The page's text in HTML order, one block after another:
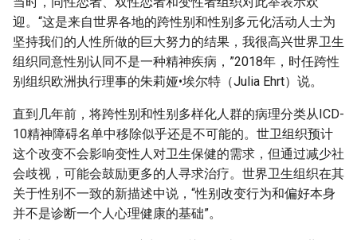
迎。“这是来自世界各地的跨性别和性别多元化活动人士为
坚持我们的人性所做的巨大努力的结果，我很高兴世界卫生
组织同意性别认同不是一种精神疾病，”2018年，时任跨性
别组织欧洲执行理事的朱莉娅•埃尔特（Julia Ehrt）说。
直到几年前，将跨性别和性别多样化人群的病理分类从ICD-
10精神障碍名单中移除似乎还是不可能的。世卫组织预计
这个改变不会影响变性人对卫生保健的需求，但通过减少社
会歧视，可能会鼓励更多的人寻求治疗。世界卫生组织在其
关于性别不一致的新描述中说，“性别改变行为和偏好本身
并不是诊断一个人心理健康的基础”。